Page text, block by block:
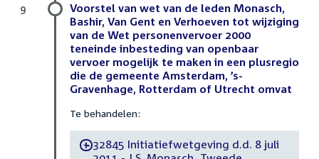
Voorstel van wet van de leden Monasch,
Bashir, Van Gent en Verhoeven tot wijziging
van de Wet personenvervoer 2000
teneinde inbesteding van openbaar
vervoer mogelijk te maken in een plusregio
die de gemeente Amsterdam, ’s-
Gravenhage, Rotterdam of Utrecht omvat
Te behandelen:
-32845 Initiatiefwetgeving d.d. 8 juli
9